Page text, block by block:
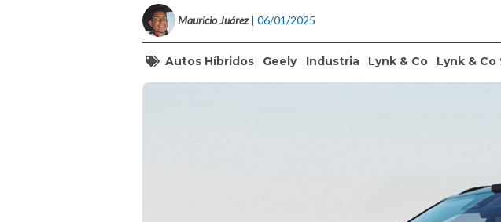
Mauricio Juárez | 06/01/2025
Autos Híbridos Geely Industria Lynk & Co Lynk & Co